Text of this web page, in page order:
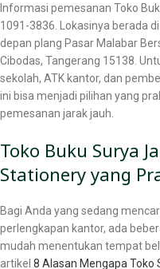
Informasi pemesanan Toko
1091-3836. Lokasinya berada
depan plang Pasar Malabar
Cibodas, Tangerang 15138.
sekolah, ATK kantor, dan
ini bisa menjadi pilihan yang
pemesanan jarak jauh.
Toko Buku Surya
Stationery yang
Bagi Anda yang sedang
perlengkapan kantor, ada
mudah menentukan tempat
artikel 8 Alasan Mengapa Toko